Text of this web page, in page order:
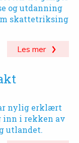
og utdanning
skattetriksing
Les mer
nylig erklært
inn i rekken av
utlandet.